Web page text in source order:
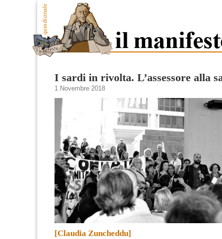
I sardi in rivolta. L’assessore alla
1 Novembre 2018
[Claudia Zuncheddu]